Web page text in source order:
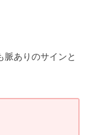
脈ありのサインと